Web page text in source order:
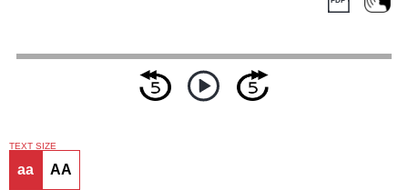
TEXT SIZE
aa AA